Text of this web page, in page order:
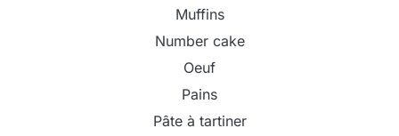
Muffins
Number cake
Oeuf
Pains
Pâte à tartiner